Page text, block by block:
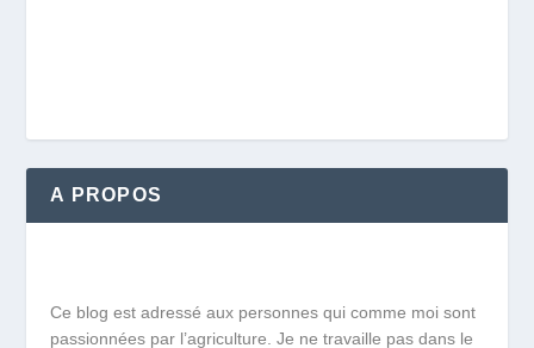
A PROPOS
Ce blog est adressé aux personnes qui comme moi sont
passionnées par l’agriculture. Je ne travaille pas dans le